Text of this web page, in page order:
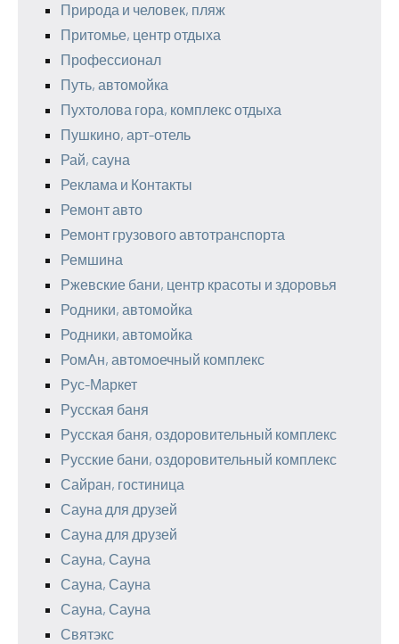
Природа и человек, пляж
Притомье, центр отдыха
Профессионал
Путь, автомойка
Пухтолова гора, комплекс отдыха
Пушкино, арт-отель
Рай, сауна
Реклама и Контакты
Ремонт авто
Ремонт грузового автотранспорта
Ремшина
Ржевские бани, центр красоты и здоровья
Родники, автомойка
Родники, автомойка
РомАн, автомоечный комплекс
Рус-Маркет
Русская баня
Русская баня, оздоровительный комплекс
Русские бани, оздоровительный комплекс
Сайран, гостиница
Сауна для друзей
Сауна для друзей
Сауна, Сауна
Сауна, Сауна
Сауна, Сауна
Святэкс